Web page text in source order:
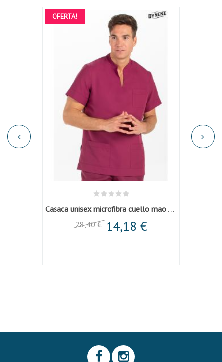
OFERTA!
Casaca unisex microfibra cuello mao granate
28,40 € 14,18 €